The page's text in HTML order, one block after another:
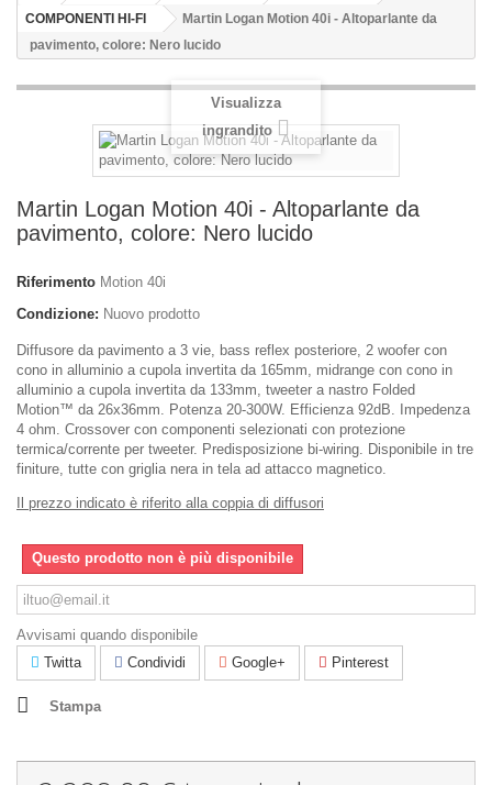
COMPONENTI HI-FI
Martin Logan Motion 40i - Altoparlante da
pavimento, colore: Nero lucido
Visualizza
ingrandito
Martin Logan Motion 40i - Altoparlante da
pavimento, colore: Nero lucido
Riferimento Motion 40i
Condizione: Nuovo prodotto
Diffusore da pavimento a 3 vie, bass reflex posteriore, 2 woofer con
cono in alluminio a cupola invertita da 165mm, midrange con cono in
alluminio a cupola invertita da 133mm, tweeter a nastro Folded
Motion™ da 26x36mm. Potenza 20-300W. Efficienza 92dB. Impedenza
4 ohm. Crossover con componenti selezionati con protezione
termica/corrente per tweeter. Predisposizione bi-wiring. Disponibile in tre
finiture, tutte con griglia nera in tela ad attacco magnetico.
Il prezzo indicato è riferito alla coppia di diffusori
Questo prodotto non è più disponibile
Avvisami quando disponibile
Twitta
Condividi Google+ Pinterest
Stampa